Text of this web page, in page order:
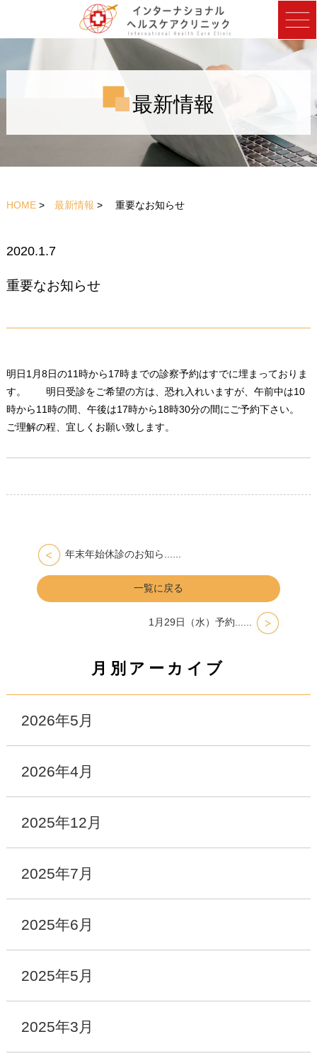
最新情報
HOME> 最新情報 > 重要なお知らせ
2020.1.7
重要なお知らせ
明日1月8日の11時から17時までの診察予約はすでに埋まっておりま
す。 明日受診をご希望の方は、恐れ入れいますが、午前中は10
時から11時の間、午後は17時から18時30分の間にご予約下さい。
ご理解の程、宜しくお願い致します。
年末年始休診のお知ら......
一覧に戻る
1月29日（水）予約......
月別アーカイブ
2026年5月
2026年4月
2025年12月
2025年7月
2025年6月
2025年5月
2025年3月